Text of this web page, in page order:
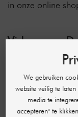
in onze online
Video over
Antioxidant
We gebruiken
website veilig te
media te
accepteren" te